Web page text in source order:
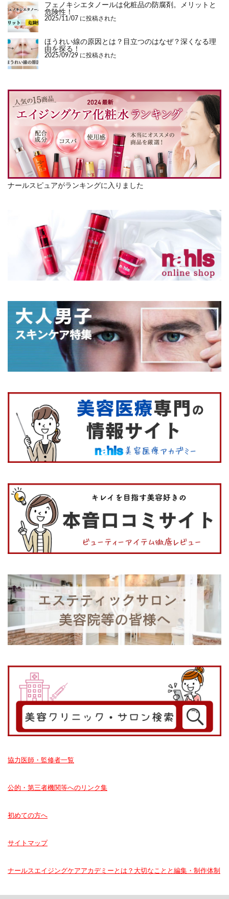
フェノキシエタノールは化粧品の防腐剤。メリットと
危険性！
2025/11/07 に投稿された
ほうれい線の原因とは？目立つのはなぜ？深くなる理
由を探る！
2025/09/29 に投稿された
ナールスピュアがランキングに入りました
協力医師・監修者一覧
公的・第三者機関等へのリンク集
初めての方へ
サイトマップ
ナールスエイジングケアアカデミーとは？大切なことと編集・制作体制